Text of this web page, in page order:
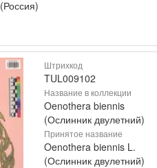
(Россия)
Штрихкод
TUL009102
Название в коллекции
Oenothera biennis
(Ослинник двулетний)
Принятое название
Oenothera biennis L.
(Ослинник двулетний)